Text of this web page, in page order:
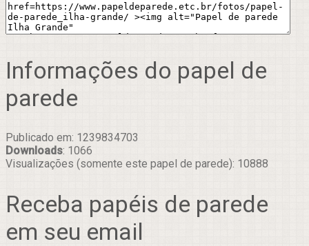
Informações do papel de
parede
Publicado em: 1239834703
Downloads: 1066
Visualizações (somente este papel de parede): 10888
Receba papéis de parede
em seu email